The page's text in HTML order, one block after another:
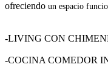
ofreciendo un espacio
-LIVING CON
-COCINA COMEDOR